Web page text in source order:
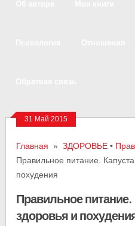
31 Май 2015
Главная »ЗДОРОВЬЕ •
Правильное питание.
похудения
Правильное
здоровья и